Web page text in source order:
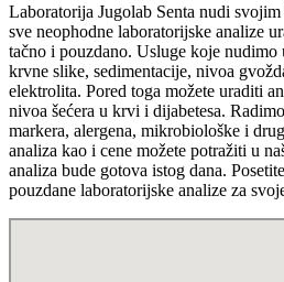
Laboratorija Jugolab Senta nudi
sve neophodne laboratorijske analize
tačno i pouzdano. Usluge koje
krvne slike, sedimentacije, nivoa
elektrolita. Pored toga možete uraditi
nivoa šećera u krvi i dijabetesa.
markera, alergena, mikrobiološke i
analiza kao i cene možete potražiti u
analiza bude gotova istog dana.
pouzdane laboratorijske analize za